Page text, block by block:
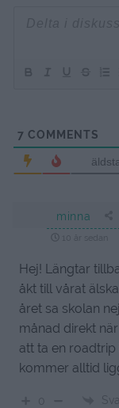
7 COMMENTS
minna
Hej! Längtar
åkt till vårat
året sa skolan
månad direkt
att ta en roadtrip
kommer alltid